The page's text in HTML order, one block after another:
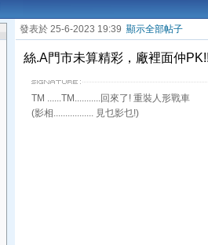
發表於 25-6-2023 19:39 顯示全部帖子
絲.A門市未算精彩，廠裡面仲
TM ......TM...........回來了! 重裝人形戰車
(影相................. 見乜影乜!)